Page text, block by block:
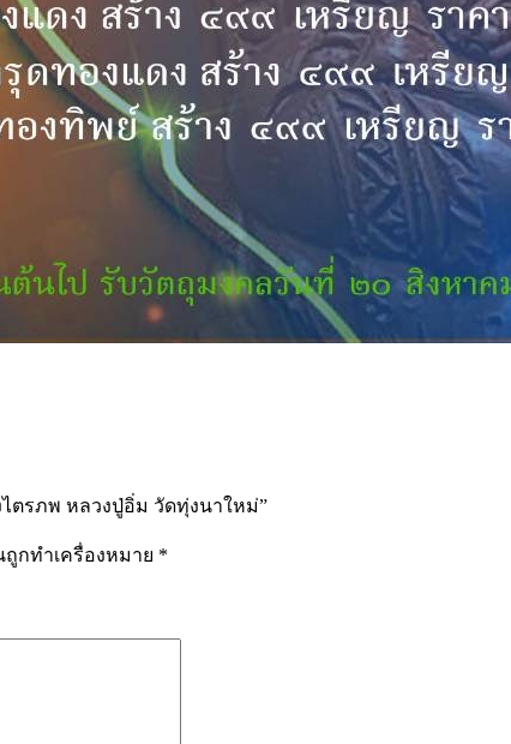
ตรภพ หลวงปู่อิ่ม วัดทุ่งนาใหม่”
กทำเครื่องหมาย *